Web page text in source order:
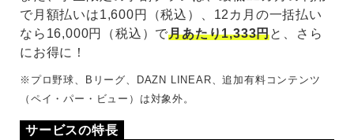
で月額払いは1,600円（税込）、12カ月の一括払い
なら16,000円（税込）で月あたり1,333円と、さら
にお得に！
※プロ野球、Bリーグ、DAZN LINEAR、追加有料コンテンツ
（ペイ・パー・ビュー）は対象外。